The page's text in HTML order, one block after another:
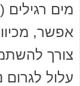
מים
אפשר,
צורך
עלול